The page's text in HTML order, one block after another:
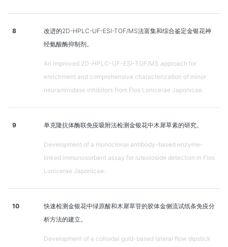
8
改进的2D-HPLC-UF-ESI-TOF/MS法富集和综合鉴定金银花神
经氨酸酶抑制剂。
An improved 2D-HPLC-UF-ESI-TOF/MS approach for
enrichment and comprehensive characterization of minor
neuraminidase inhibitors from Flos Lonicerae Japonicae.
9 单克隆抗体酶联免疫吸附法检测金银花中木犀草素的研究。
Development of a monoclonal antibody-based enzyme-
linked immunosorbent assay for luteoloside detection in Flos
Lonicerae Japonicae.
10
快速检测金银花中绿原酸和木犀草苷的胶体金侧流试纸条免疫分
析方法的建立。
Development of a colloidal gold-based lateral flow dipstick